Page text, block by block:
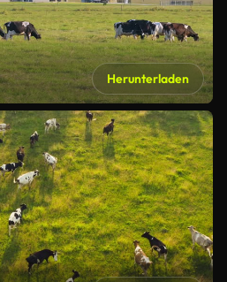
Herunterladen